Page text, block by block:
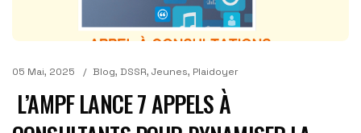
05 Mai, 2025 Blog, DSSR, Jeunes, Plaidoyer
L’AMPF LANCE 7 APPELS À